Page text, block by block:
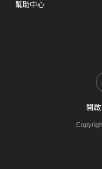
幫助中心
開